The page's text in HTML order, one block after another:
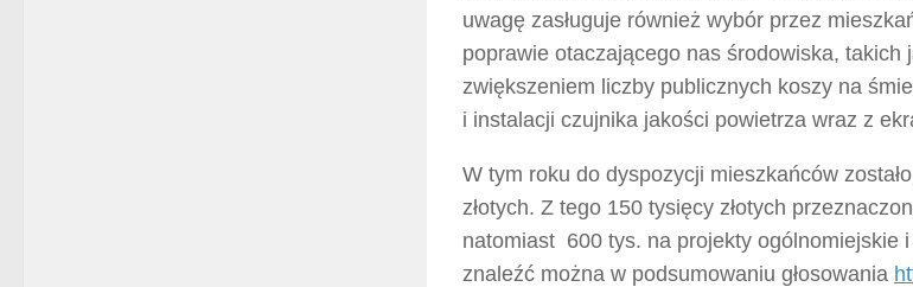
uwagę zasługuje również wybór przez
poprawie otaczającego nas środowiska, takich
zwiększeniem liczby publicznych koszy na
i instalacji czujnika jakości powietrza wraz z
W tym roku do dyspozycji mieszkańców
złotych. Z tego 150 tysięcy złotych
natomiast 600 tys. na projekty ogólnomiejskie i
znaleźć można w podsumowaniu głosowania